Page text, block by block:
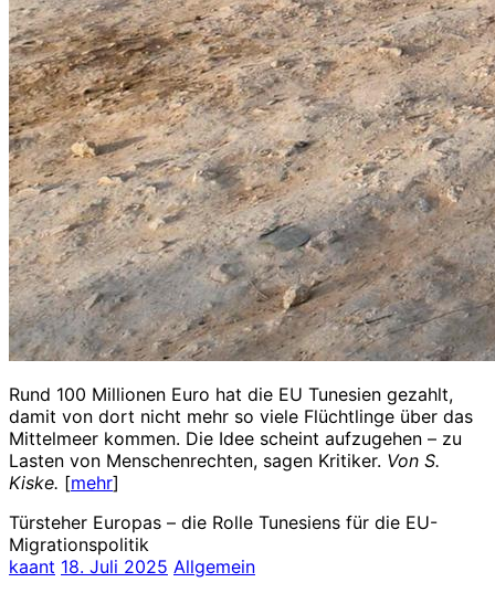
Rund 100 Millionen Euro hat die EU Tunesien gezahlt,
damit von dort nicht mehr so viele Flüchtlinge über das
Mittelmeer kommen. Die Idee scheint aufzugehen – zu
Lasten von Menschenrechten, sagen Kritiker. Von S.
Kiske. [mehr]
Türsteher Europas – die Rolle Tunesiens für die EU-
Migrationspolitik
kaant 18. Juli 2025 Allgemein